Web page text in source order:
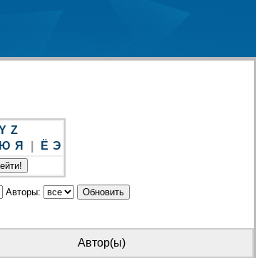
Z
Ю Я Ё Э
Авторы:
Автор(ы)